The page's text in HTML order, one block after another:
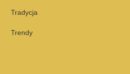
Tradycja
Trendy